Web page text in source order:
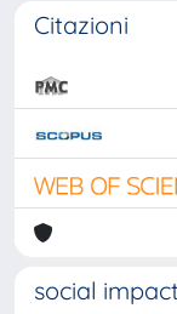
Citazioni
social impact